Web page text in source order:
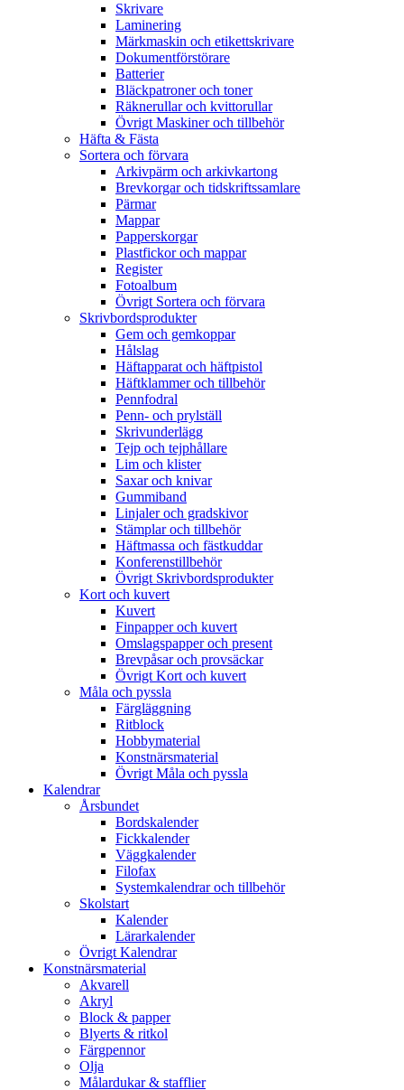
Skrivare
Laminering
Märkmaskin och etikettskrivare
Dokumentförstörare
Batterier
Bläckpatroner och toner
Räknerullar och kvittorullar
Övrigt Maskiner och tillbehör
Häfta & Fästa
Sortera och förvara
Arkivpärm och arkivkartong
Brevkorgar och tidskriftssamlare
Pärmar
Mappar
Papperskorgar
Plastfickor och mappar
Register
Fotoalbum
Övrigt Sortera och förvara
Skrivbordsprodukter
Gem och gemkoppar
Hålslag
Häftapparat och häftpistol
Häftklammer och tillbehör
Pennfodral
Penn- och prylställ
Skrivunderlägg
Tejp och tejphållare
Lim och klister
Saxar och knivar
Gummiband
Linjaler och gradskivor
Stämplar och tillbehör
Häftmassa och fästkuddar
Konferenstillbehör
Övrigt Skrivbordsprodukter
Kort och kuvert
Kuvert
Finpapper och kuvert
Omslagspapper och present
Brevpåsar och provsäckar
Övrigt Kort och kuvert
Måla och pyssla
Färgläggning
Ritblock
Hobbymaterial
Konstnärsmaterial
Övrigt Måla och pyssla
Kalendrar
Årsbundet
Bordskalender
Fickkalender
Väggkalender
Filofax
Systemkalendrar och tillbehör
Skolstart
Kalender
Lärarkalender
Övrigt Kalendrar
Konstnärsmaterial
Akvarell
Akryl
Block & papper
Blyerts & ritkol
Färgpennor
Olja
Målardukar & stafflier